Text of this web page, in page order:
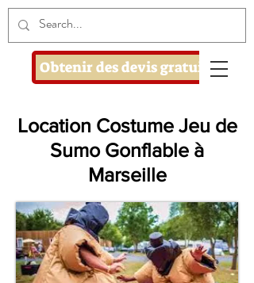
Obtenir des devis gratuits
Location Costume Jeu de
Sumo Gonflable à
Marseille